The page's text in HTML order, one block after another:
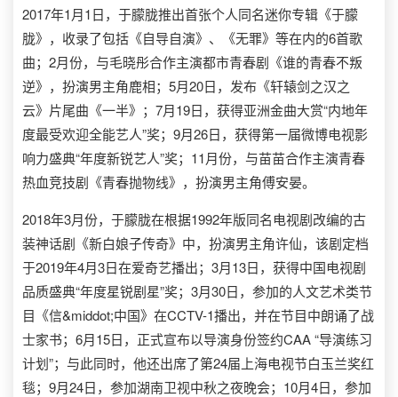
2017年1月1日，于朦胧推出首张个人同名迷你专辑《于朦
胧》，收录了包括《自导自演》、《无罪》等在内的6首歌
曲；2月份，与毛晓彤合作主演都市青春剧《谁的青春不叛
逆》，扮演男主角鹿相；5月20日，发布《轩辕剑之汉之
云》片尾曲《一半》；7月19日，获得亚洲金曲大赏“内地年
度最受欢迎全能艺人”奖；9月26日，获得第一届微博电视影
响力盛典“年度新锐艺人”奖；11月份，与苗苗合作主演青春
热血竞技剧《青春抛物线》，扮演男主角傅安晏。
2018年3月份，于朦胧在根据1992年版同名电视剧改编的古
装神话剧《新白娘子传奇》中，扮演男主角许仙，该剧定档
于2019年4月3日在爱奇艺播出；3月13日，获得中国电视剧
品质盛典“年度星锐剧星”奖；3月30日，参加的人文艺术类节
目《信&middot;中国》在CCTV-1播出，并在节目中朗诵了战
士家书；6月15日，正式宣布以导演身份签约CAA “导演练习
计划”；与此同时，他还出席了第24届上海电视节白玉兰奖红
毯；9月24日，参加湖南卫视中秋之夜晚会；10月4日，参加